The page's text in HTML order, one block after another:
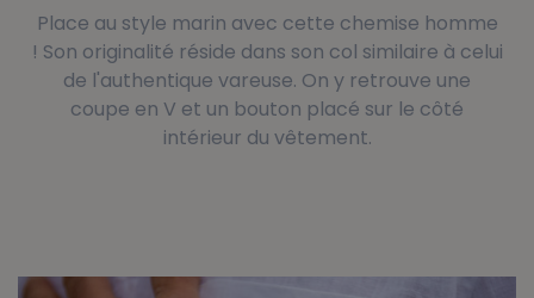
Place au style marin avec cette chemise homme
! Son originalité réside dans son col similaire à celui
de l'authentique vareuse. On y retrouve une
coupe en V et un bouton placé sur le côté
intérieur du vêtement.